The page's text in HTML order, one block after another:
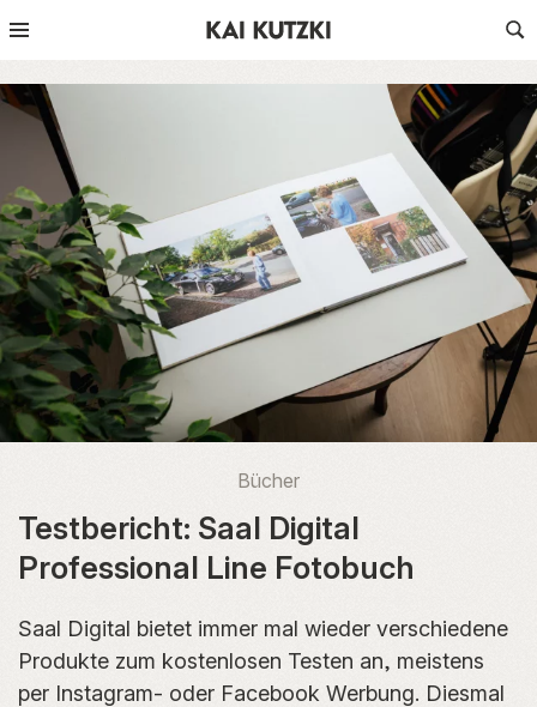
Bücher
Testbericht: Saal Digital
Professional Line Fotobuch
Saal Digital bietet immer mal wieder verschiedene
Produkte zum kostenlosen Testen an, meistens
per Instagram- oder Facebook Werbung. Diesmal